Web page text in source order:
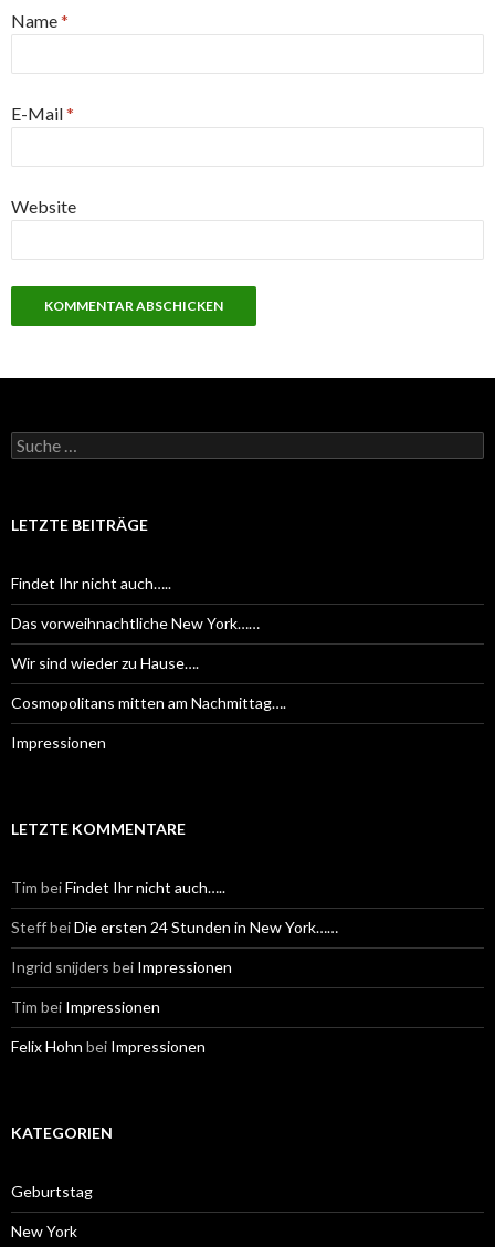
Name*
E-Mail*
Website
S
u
e
c
h
:
LETZTE BEITRÄGE
Findet Ihr nicht auch…..
Das vorweihnachtliche New York……
Wir sind wieder zu Hause….
Cosmopolitans mitten am Nachmittag….
Impressionen
LETZTE KOMMENTARE
Tim beiFindet Ihr nicht auch…..
SteffbeiDie ersten 24 Stunden in New York……
Ingrid snijders bei Impressionen
Tim bei Impressionen
Felix Hohn bei Impressionen
KATEGORIEN
Geburtstag
New York